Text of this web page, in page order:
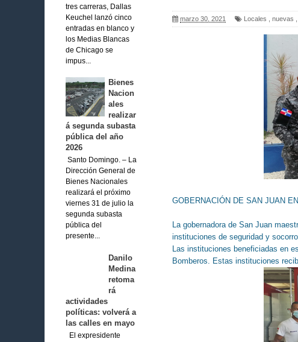
tres carreras, Dallas
Keuchel lanzó cinco
entradas en blanco y
los Medias Blancas
de Chicago se
impus...
Bienes
Nacion
ales
realizar
á segunda subasta
pública del año
2026
Santo Domingo. – La
Dirección General de
Bienes Nacionales
realizará el próximo
viernes 31 de julio la
segunda subasta
pública del
presente...
Danilo
Medina
retoma
rá
actividades
políticas: volverá a
las calles en mayo
El expresidente
marzo 30, 2021 Locales nuevas
GOBERNACIÓN DE SAN JUAN
La gobernadora de San Juan
instituciones de seguridad y
Las instituciones beneficiadas en
Bomberos. Estas instituciones